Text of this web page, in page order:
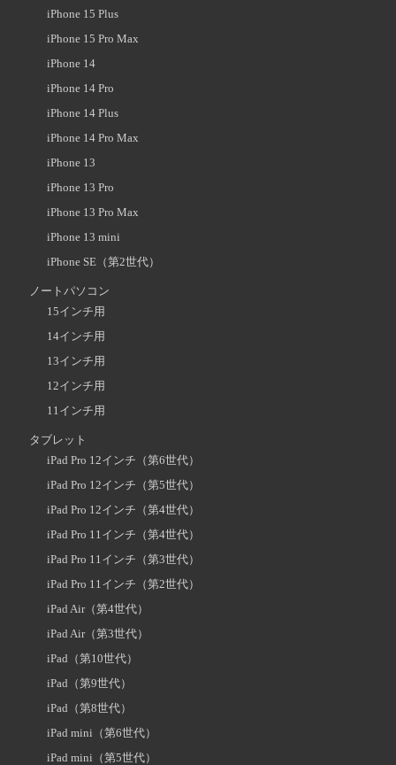
iPhone 15 Plus
iPhone 15 Pro Max
iPhone 14
iPhone 14 Pro
iPhone 14 Plus
iPhone 14 Pro Max
iPhone 13
iPhone 13 Pro
iPhone 13 Pro Max
iPhone 13 mini
iPhone SE（第2世代）
ノートパソコン
15インチ用
14インチ用
13インチ用
12インチ用
11インチ用
タブレット
iPad Pro 12インチ（第6世代）
iPad Pro 12インチ（第5世代）
iPad Pro 12インチ（第4世代）
iPad Pro 11インチ（第4世代）
iPad Pro 11インチ（第3世代）
iPad Pro 11インチ（第2世代）
iPad Air（第4世代）
iPad Air（第3世代）
iPad（第10世代）
iPad（第9世代）
iPad（第8世代）
iPad mini（第6世代）
iPad mini（第5世代）